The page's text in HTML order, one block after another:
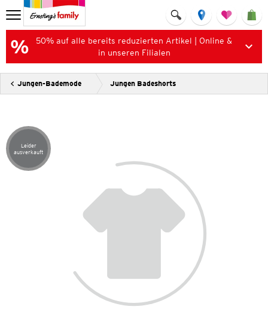
50% auf alle bereits reduzierten Artikel | Online &
in unseren Filialen
Jungen-Bademode Jungen Badeshorts
Artikel leider ausverkauft
Leider
ausverkauft